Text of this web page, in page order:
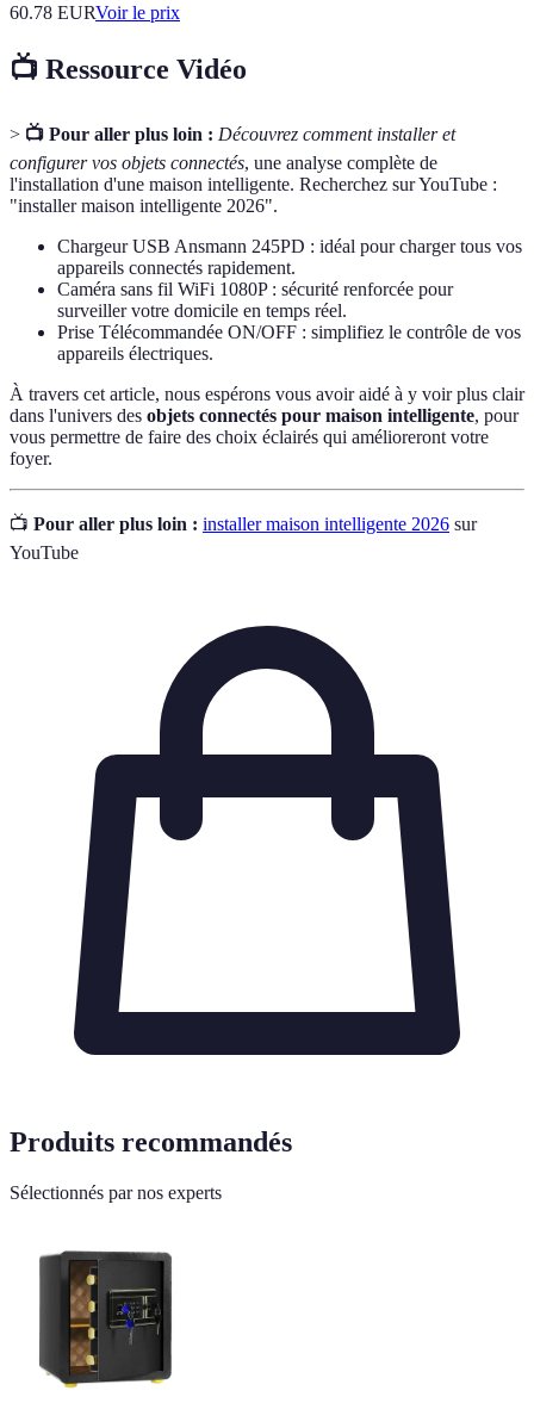
60.78 EURVoir le prix
📺 Ressource Vidéo
> 📺 Pour aller plus loin : Découvrez comment installer et
configurer vos objets connectés, une analyse complète de
l'installation d'une maison intelligente. Recherchez sur YouTube :
"installer maison intelligente 2026".
Chargeur USB Ansmann 245PD : idéal pour charger tous vos
appareils connectés rapidement.
Caméra sans fil WiFi 1080P : sécurité renforcée pour
surveiller votre domicile en temps réel.
Prise Télécommandée ON/OFF : simplifiez le contrôle de vos
appareils électriques.
À travers cet article, nous espérons vous avoir aidé à y voir plus clair
dans l'univers des objets connectés pour maison intelligente, pour
vous permettre de faire des choix éclairés qui amélioreront votre
foyer.
📺 Pour aller plus loin : installer maison intelligente 2026 sur
YouTube
Produits recommandés
Sélectionnés par nos experts